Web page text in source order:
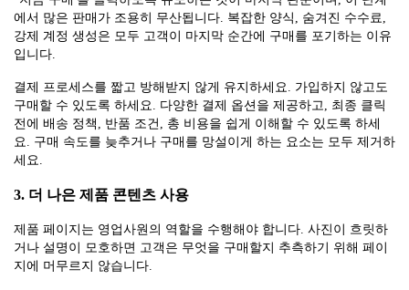
에서 많은 판매가 조용히 무산됩니다. 복잡한 양식, 숨겨진 수수료,
강제 계정 생성은 모두 고객이 마지막 순간에 구매를 포기하는 이유
입니다.
결제 프로세스를 짧고 방해받지 않게 유지하세요. 가입하지 않고도
구매할 수 있도록 하세요. 다양한 결제 옵션을 제공하고, 최종 클릭
전에 배송 정책, 반품 조건, 총 비용을 쉽게 이해할 수 있도록 하세
요. 구매 속도를 늦추거나 구매를 망설이게 하는 요소는 모두 제거하
세요.
3. 더 나은 제품 콘텐츠 사용
제품 페이지는 영업사원의 역할을 수행해야 합니다. 사진이 흐릿하
거나 설명이 모호하면 고객은 무엇을 구매할지 추측하기 위해 페이
지에 머무르지 않습니다.